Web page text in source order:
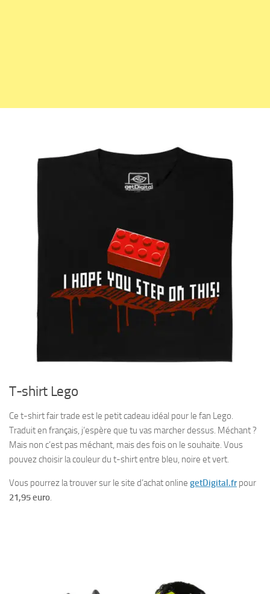
T-shirt Lego
Ce t-shirt fair trade est le petit cadeau idéal pour le fan Lego.
Traduit en français, j’espère que tu vas marcher dessus. Méchant ?
Mais non c’est pas méchant, mais des fois on le souhaite. Vous
pouvez choisir la couleur du t-shirt entre bleu, noire et vert.
Vous pourrez la trouver sur le site d’achat online getDigital.frpour
21,95 euro